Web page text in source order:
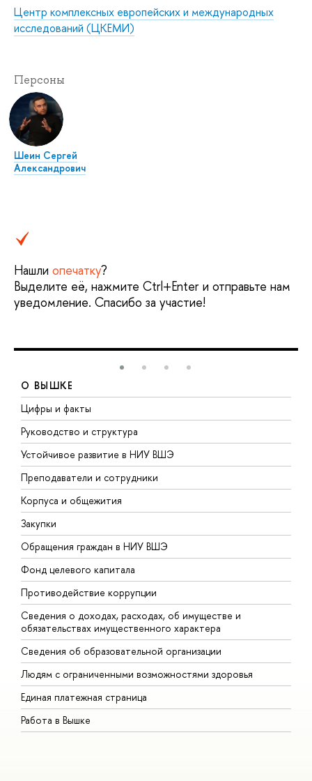
Центр комплексных европейских и международных
исследований (ЦКЕМИ)
Персоны
Шеин Сергей
Александрович
Нашли опечатку?
Выделите её, нажмите Ctrl+Enter и отправьте нам
уведомление. Спасибо за участие!
О ВЫШКЕ
Цифры и факты
Руководство и структура
Устойчивое развитие в НИУ ВШЭ
Преподаватели и сотрудники
Корпуса и общежития
Закупки
Обращения граждан в НИУ ВШЭ
Фонд целевого капитала
Противодействие коррупции
Сведения о доходах, расходах, об имуществе и
обязательствах имущественного характера
Сведения об образовательной организации
Людям с ограниченными возможностями здоровья
Единая платежная страница
Работа в Вышке